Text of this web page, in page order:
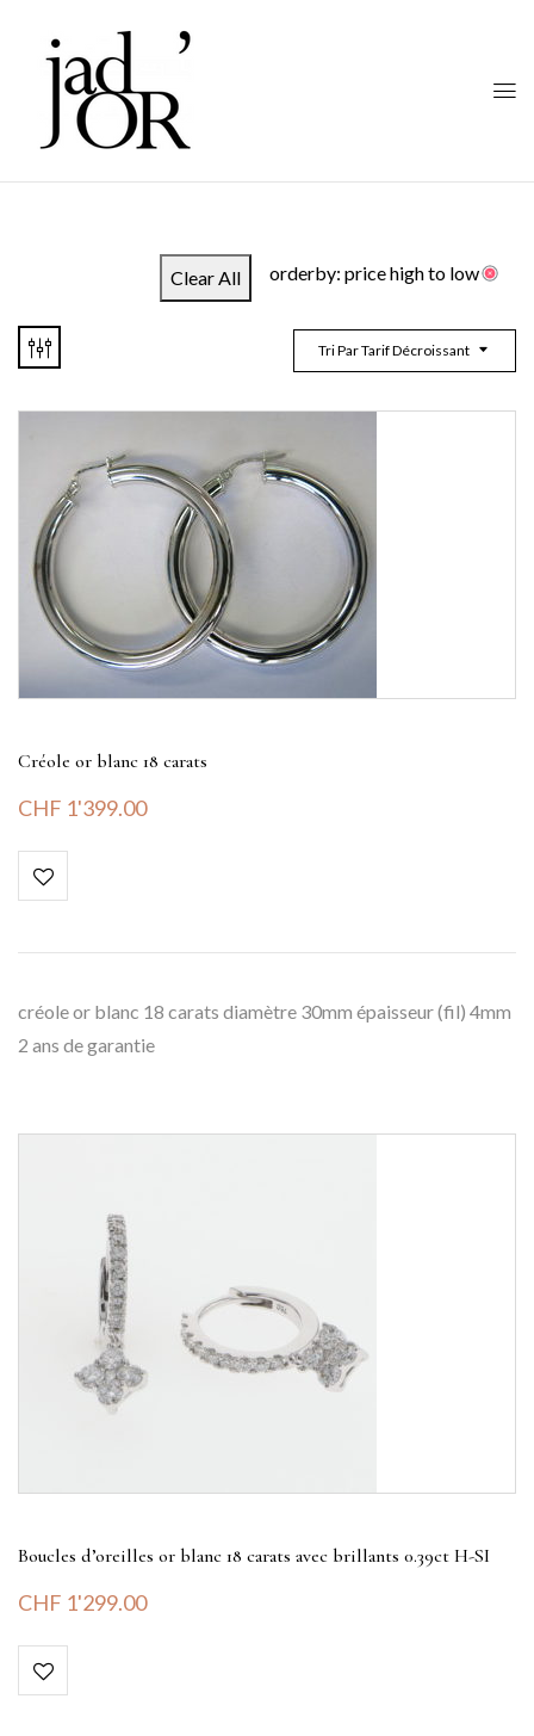
Clear All orderby: price high to low
Tri Par Tarif Décroissant
Créole or blanc 18 carats
CHF 1'399.00
créole or blanc 18 carats diamètre 30mm épaisseur (fil) 4mm
2 ans de garantie
Boucles d’oreilles or blanc 18 carats avec brillants 0.39ct H-SI
CHF 1'299.00